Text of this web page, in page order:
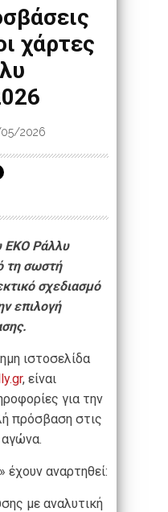
χάρτες
2026
Ράλλυ
τη σωστή
σχεδιασμό
επιλογή
ιστοσελίδα
, είναι
για την
πρόσβαση στις
αγώνα.
έχουν αναρτηθεί:
με αναλυτική